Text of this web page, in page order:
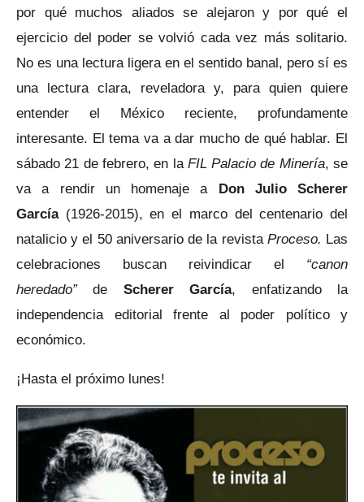
por qué muchos aliados se alejaron y por qué el
ejercicio del poder se volvió cada vez más solitario.
No es una lectura ligera en el sentido banal, pero sí es
una lectura clara, reveladora y, para quien quiere
entender el México reciente, profundamente
interesante. El tema va a dar mucho de qué hablar. El
sábado 21 de febrero, en la FIL Palacio de Minería, se
va a rendir un homenaje a
Don Julio Scherer
García(1926-2015), en el marco del centenario del
natalicio y el 50 aniversario de la revista Proceso. Las
celebraciones buscan reivindicar el
“canon
heredado”
de Scherer García, enfatizando la
independencia editorial frente al poder político y
económico.
¡Hasta el próximo lunes!